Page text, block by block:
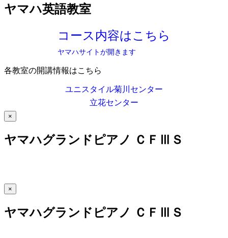
ヤマハ英語教室
コース内容はこちら
ヤマハサイトが開きます
各教室の開講情報はこちら
ユニスタイル菊川センター
立花センター
×
ヤマハグランドピアノ ＣＦⅢＳ
×
ヤマハグランドピアノ ＣＦⅢＳ